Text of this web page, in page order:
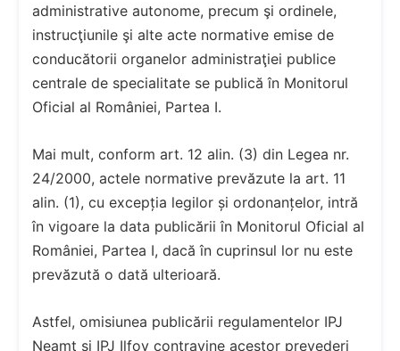
administrative autonome, precum şi ordinele,
instrucţiunile şi alte acte normative emise de
conducătorii organelor administraţiei publice
centrale de specialitate se publică în Monitorul
Oficial al României, Partea I.
Mai mult, conform art. 12 alin. (3) din Legea nr.
24/2000, actele normative prevăzute la art. 11
alin. (1), cu excepția legilor și ordonanțelor, intră
în vigoare la data publicării în Monitorul Oficial al
României, Partea I, dacă în cuprinsul lor nu este
prevăzută o dată ulterioară.
Astfel, omisiunea publicării regulamentelor IPJ
Neamț și IPJ Ilfov contravine acestor prevederi